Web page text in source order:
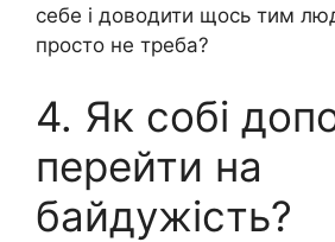
себе і доводити щось тим
просто не треба?
4. Як собі
перейти на
байдужість?